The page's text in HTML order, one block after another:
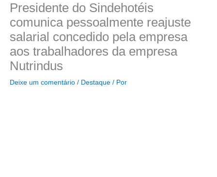
Presidente do Sindehotéis
comunica pessoalmente reajuste
salarial concedido pela empresa
aos trabalhadores da empresa
Nutrindus
Deixe um comentário / Destaque / Por